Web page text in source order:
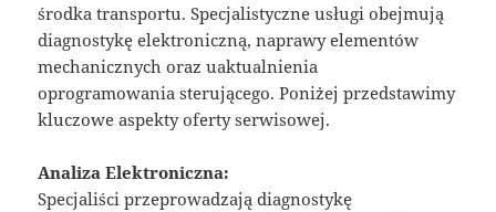
środka transportu. Specjalistyczne usługi obejmują
diagnostykę elektroniczną, naprawy elementów
mechanicznych oraz uaktualnienia
oprogramowania sterującego. Poniżej przedstawimy
kluczowe aspekty oferty serwisowej.
Analiza Elektroniczna:
Specjaliści przeprowadzają diagnostykę